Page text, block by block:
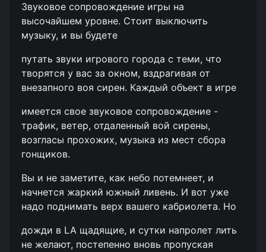
Звуковое сопровождение игры на
высочайшем уровне. Стоит выключить
музыку, и вы будете
путать звуки игрового города с теми, что
творятся у вас за окном, вздрагивая от
внезапного воя сирен. Каждый объект в игре
имеется свое звуковое сопровождение -
трафик, ветер, отдаленный вой сирены,
возгласы прохожих, музыка из мест сбора
гонщиков.
Вы и не заметите, как небо потемнеет, и
начнется жаркий южный ливень. И вот уже
надо поднимать верх вашего кабриолета. Но
дожди в LA щадящие, и сутки напролет лить
не желают, постепенно вновь пропуская